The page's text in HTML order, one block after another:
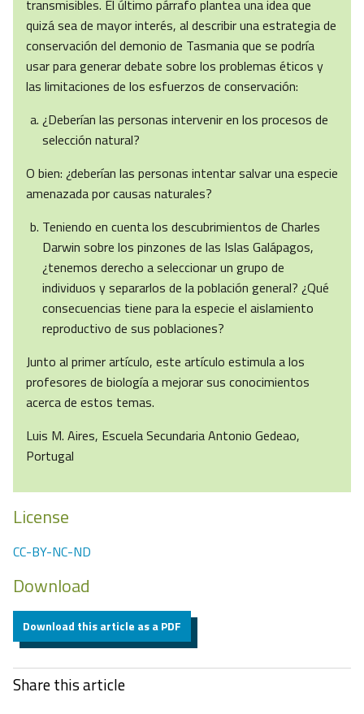
transmisibles. El último párrafo plantea una idea que
quizá sea de mayor interés, al describir una estrategia de
conservación del demonio de Tasmania que se podría
usar para generar debate sobre los problemas éticos y
las limitaciones de los esfuerzos de conservación:
¿Deberían las personas intervenir en los procesos de
selección natural?
O bien: ¿deberían las personas intentar salvar una especie
amenazada por causas naturales?
Teniendo en cuenta los descubrimientos de Charles
Darwin sobre los pinzones de las Islas Galápagos,
¿tenemos derecho a seleccionar un grupo de
individuos y separarlos de la población general? ¿Qué
consecuencias tiene para la especie el aislamiento
reproductivo de sus poblaciones?
Junto al primer artículo, este artículo estimula a los
profesores de biología a mejorar sus conocimientos
acerca de estos temas.
Luis M. Aires, Escuela Secundaria Antonio Gedeao,
Portugal
License
CC-BY-NC-ND
Download
Download this article as a PDF
Share this article